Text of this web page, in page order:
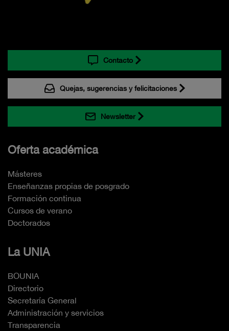
Contacto
Quejas, sugerencias y felicitaciones
Newsletter
Oferta académica
Másteres
Enseñanzas propias de posgrado
Formación continua
Cursos de verano
Doctorados
La UNIA
BOUNIA
Directorio
Secretaría General
Administración y servicios
Transparencia